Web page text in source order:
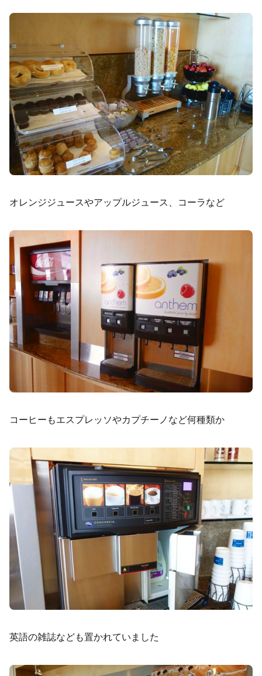
オレンジジュースやアップルジュース、コーラなど
コーヒーもエスプレッソやカプチーノなど何種類か
英語の雑誌なども置かれていました